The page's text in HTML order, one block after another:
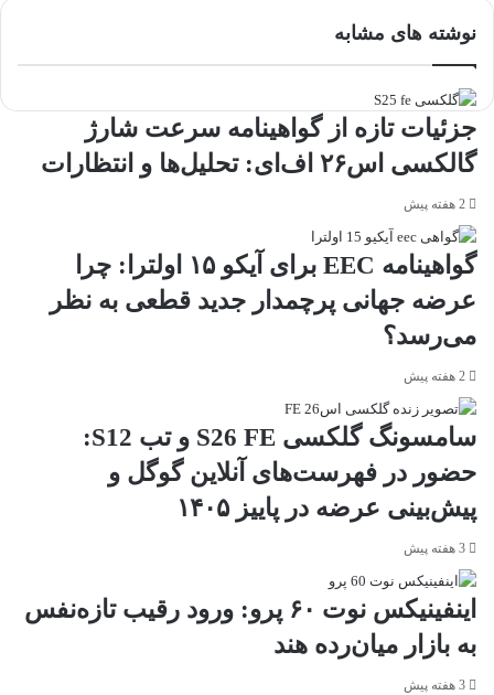
ایمیل
نوشته های مشابه
جزئیات تازه از گواهینامه سرعت شارژ
گالکسی اس۲۶ اف‌ای: تحلیل‌ها و انتظارات
2 هفته پیش
گواهینامه EEC برای آیکو ۱۵ اولترا: چرا
عرضه جهانی پرچمدار جدید قطعی به نظر
می‌رسد؟
2 هفته پیش
سامسونگ گلکسی S26 FE و تب S12:
حضور در فهرست‌های آنلاین گوگل و
پیش‌بینی عرضه در پاییز ۱۴۰۵
3 هفته پیش
اینفینیکس نوت ۶۰ پرو: ورود رقیب تازه‌نفس
به بازار میان‌رده هند
3 هفته پیش